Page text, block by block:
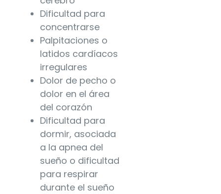
Dificultad para
concentrarse
Palpitaciones o
latidos cardíacos
irregulares
Dolor de pecho o
dolor en el área
del corazón
Dificultad para
dormir, asociada
a la apnea del
sueño o dificultad
para respirar
durante el sueño